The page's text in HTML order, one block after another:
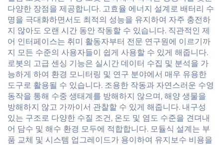
다양한 장점을 제공합니다. 고효율 에너지 설계로 배터리 수
명을 극대화하면서도 최적의 성능을 유지하여 자주 충전하
지 않아도 오랜 시간 동안 작동할 수 있습니다. 직관적인 제
어 인터페이스는 취미 활동자부터 전문 연구원에 이르기까
지 모든 수준의 사용자들이 쉽게 사용할 수 있게 해줍니다.
로봇의 고급 센싱 기능은 실시간 데이터 수집 및 분석을 가
능하게 하여 환경 모니터링 및 연구 분야에서 매우 유용한
도구로 활용될 수 있습니다. 조용한 작동과 자연스러운 수영
동작을 통해 수중 생태계를 방해하지 않으며, 해양 생물을
방해하지 않고 가까이서 관찰할 수 있게 해줍니다. 내구성
있는 구조로 다양한 수질 조건, 온도 및 염도 수준을 견뎌내
어 담수 및 해수 환경 모두에 적합합니다. 모듈식 설계는 부
품 교체 및 시스템 업그레이드가 용이하여 유지보수 비용을